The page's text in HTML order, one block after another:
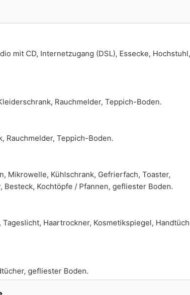
mit CD, Internetzugang (DSL), Essecke, Hochstuhl,
Rauchmelder, Teppich-Boden.
Rauchmelder, Teppich-Boden.
Mikrowelle, Kühlschrank, Gefrierfach, Toaster,
Besteck, Kochtöpfe / Pfannen, gefliester Boden.
Haartrockner, Kosmetikspiegel,
gefliester Boden.